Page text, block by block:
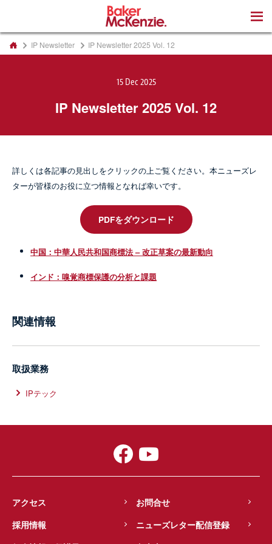
IP Newsletter IP Newsletter 2025 Vol. 12
15 Dec 2025
IP Newsletter 2025 Vol. 12
詳しくは各記事の見出しをクリックの上ご覧ください。本ニューズレ
ターが皆様のお役に立つ情報となれば幸いです。
PDFをダウンロード
中国：中華人民共和国商標法 – 改正草案の最新動向
インド：嗅覚商標保護の分析と課題
関連情報
取扱業務
IPテック
アクセス
お問合せ
採用情報
ニューズレター配信登録